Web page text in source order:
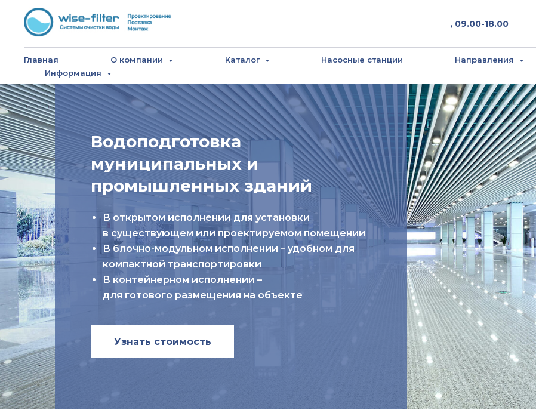
, 09.00-18.00
Главная О компании Каталог Насосные станции Направления
Информация
Водоподготовка
муниципальных и
промышленных зданий
В открытом исполнении для установки
в существующем или проектируемом помещении
В блочно-модульном исполнении – удобном для
компактной транспортировки
В контейнерном исполнении –
для готового размещения на объекте
Узнать стоимость